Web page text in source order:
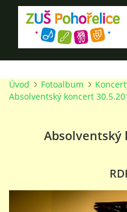
ÚVOD
Úvod Fotoalbum
Absolventský koncert
Absolventský